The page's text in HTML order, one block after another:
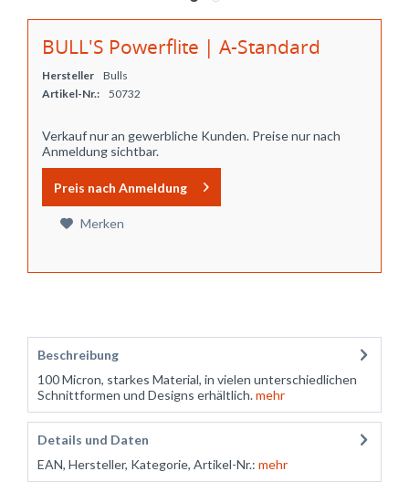
BULL'S Powerflite | A-Standard
Hersteller
Bulls
Artikel-Nr.:
50732
Verkauf nur an gewerbliche Kunden. Preise nur nach
Anmeldung sichtbar.
Preis nach Anmeldung
Merken
Beschreibung
100 Micron, starkes Material, in vielen unterschiedlichen
Schnittformen und Designs erhältlich.mehr
Details und Daten
EAN, Hersteller, Kategorie, Artikel-Nr.: mehr